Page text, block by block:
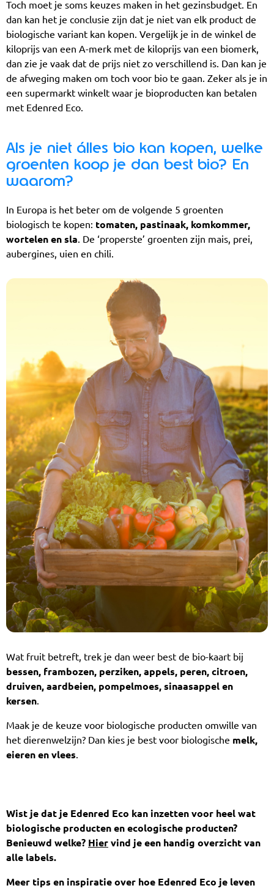
Toch moet je soms keuzes maken in het gezinsbudget. En
dan kan het je conclusie zijn dat je niet van elk product de
biologische variant kan kopen. Vergelijk je in de winkel de
kiloprijs van een A-merk met de kiloprijs van een biomerk,
dan zie je vaak dat de prijs niet zo verschillend is. Dan kan je
de afweging maken om toch voor bio te gaan. Zeker als je in
een supermarkt winkelt waar je bioproducten kan betalen
met Edenred Eco.
Als je niet álles bio kan kopen, welke
groenten koop je dan best bio? En
waarom?
In Europa is het beter om de volgende 5 groenten
biologisch te kopen: tomaten, pastinaak, komkommer,
wortelen en sla. De ‘properste’ groenten zijn mais, prei,
aubergines, uien en chili.
Wat fruit betreft, trek je dan weer best de bio-kaart bij
bessen, frambozen, perziken, appels, peren, citroen,
druiven, aardbeien, pompelmoes, sinaasappel en
kersen.
Maak je de keuze voor biologische producten omwille van
het dierenwelzijn? Dan kies je best voor biologische melk,
eieren en vlees.
Wist je dat je Edenred Eco kan inzetten voor heel wat
biologische producten en ecologische producten?
Benieuwd welke? Hier vind je een handig overzicht van
alle labels.
Meer tips en inspiratie over hoe Edenred Eco je leven